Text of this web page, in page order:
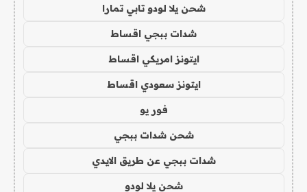
شحن يلا لودو تابي تمارا
شدات ببجي اقساط
ايتونز امريكي اقساط
ايتونز سعودي اقساط
فور يو
شحن شدات ببجي
شدات ببجي عن طريق الايدي
شحن يلا لودو